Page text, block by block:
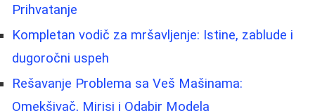
Prihvatanje
Kompletan vodič za mršavljenje: Istine, zablude i
dugoročni uspeh
Rešavanje Problema sa Veš Mašinama:
Omekšivač, Mirisi i Odabir Modela